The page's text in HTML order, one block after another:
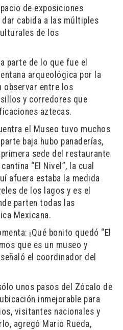
de exposiciones
cabida a las múltiples
de los
parte de lo que fue el
arqueológica por la
observar entre los
y corredores que
aztecas.
el Museo tuvo muchos
baja hubo panaderías,
sede del restaurante
“El Nivel”, la cual
afuera estaba la medida
de los lagos y es el
parten todas las
Mexicana.
¡Qué bonito quedó “El
que es un museo y
el coordinador del
unos pasos del Zócalo de
inmejorable para
visitantes nacionales y
agregó Mario Rueda,